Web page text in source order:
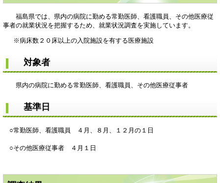
福島県では、県内の病院に勤める常勤医師、看護職員、その他医療従
事者の就業状況を把握するため、就業状況調査を実施しています。
※病床数２０床以上の入院施設を有する医療施設
対象者
県内の病院に勤める常勤医師、看護職員、その他医療従事者
基準日
○常勤医師、看護職員 ４月、８月、１２月の１日
○その他医療従事者 ４月１日